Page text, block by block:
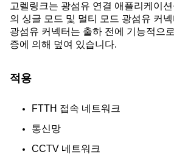
고렐링크는 광섬유 연결 애플리케이
의 싱글 모드 및 멀티 모드 광섬유 커
광섬유 커넥터는 출하 전에 기능적으
증에 의해 덮여 있습니다.
적용
FTTH 접속 네트워크
통신망
CCTV 네트워크